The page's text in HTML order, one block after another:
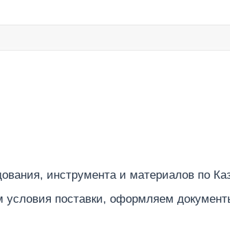
373
349
инструмента и материалов по
поставки, оформляем